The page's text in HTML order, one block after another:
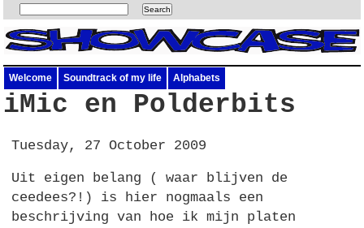
Welcome Soundtrack of my life Alphabets
iMic en Polderbits
Tuesday, 27 October 2009
Uit eigen belang ( waar blijven de
ceedees?!) is hier nogmaals een
beschrijving van hoe ik mijn platen